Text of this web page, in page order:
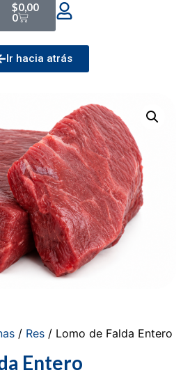
$0,00
0
Ir hacia atrás
/ Res / Lomo de Falda Entero
Entero